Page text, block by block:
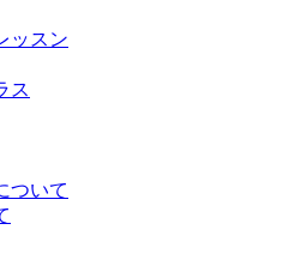
ッスン
ス
ついて